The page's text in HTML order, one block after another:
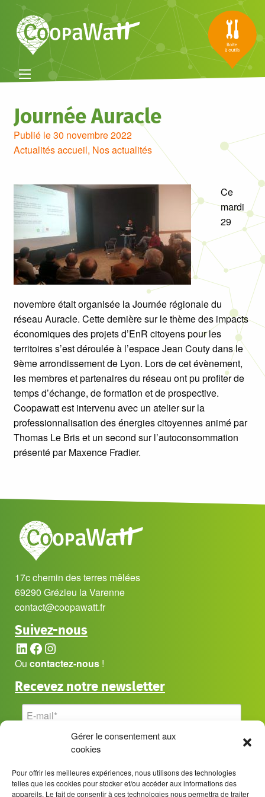
Gérer le consentement aux
cookies
Pour offrir les meilleures expériences, nous utilisons des technologies
telles que les cookies pour stocker et/ou accéder aux informations des
appareils. Le fait de consentir à ces technologies nous permettra de traiter
Journée Auracle
Publié le 30 novembre 2022
Actualités accueil, Nos actualités
Ce
mardi
29
novembre était organisée la Journée régionale du
réseau Auracle. Cette dernière sur le thème des impacts
économiques des projets d’EnR citoyens pour les
territoires s’est déroulée à l’espace Jean Couty dans le
9ème arrondissement de Lyon. Lors de cet évènement,
les membres et partenaires du réseau ont pu profiter de
temps d’échange, de formation et de prospective.
Coopawatt est intervenu avec un atelier sur la
professionnalisation des énergies citoyennes animé par
Thomas Le Bris et un second sur l’autoconsommation
présenté par Maxence Fradier.
17c chemin des terres mêlées
69290 Grézieu la Varenne
contact@coopawatt.fr
Suivez-nous
LinkedIn
Facebook
Instagram
Ou contactez-nous !
Recevez notre newsletter